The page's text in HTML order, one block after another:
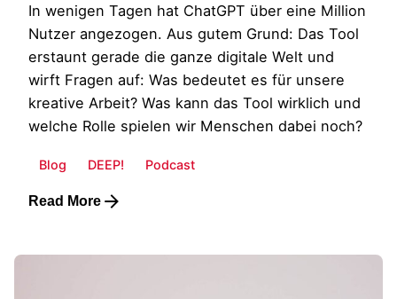
In wenigen Tagen hat ChatGPT über eine Million
Nutzer angezogen. Aus gutem Grund: Das Tool
erstaunt gerade die ganze digitale Welt und
wirft Fragen auf: Was bedeutet es für unsere
kreative Arbeit? Was kann das Tool wirklich und
welche Rolle spielen wir Menschen dabei noch?
Blog DEEP! Podcast
Read More